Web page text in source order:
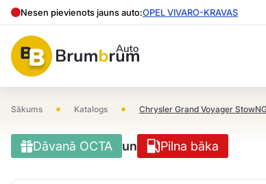
Nesen pievienots jauns auto:OPEL VIVARO-KRAVAS
Sākums • Katalogs • Chrysler Grand Voyager
Dāvanā OCTA un Pilna bāka